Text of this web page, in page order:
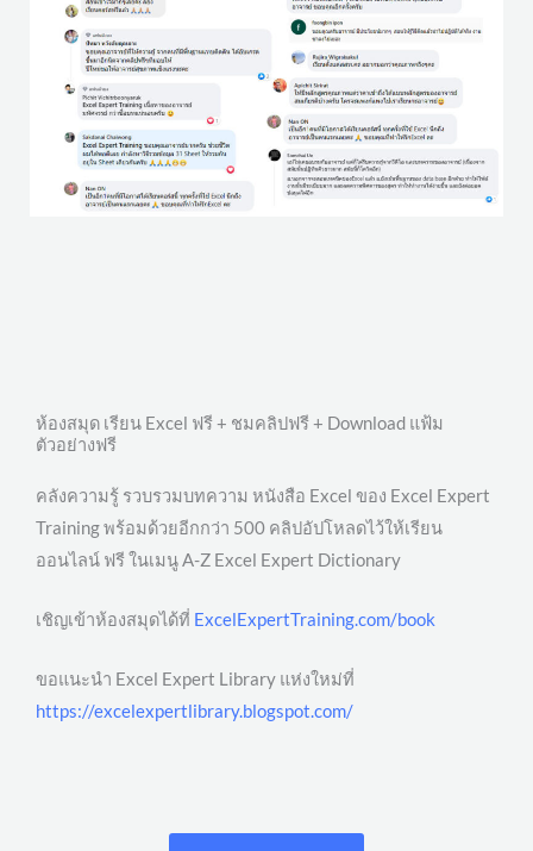
ห้องสมุด เรียน Excel ฟรี + ชมคลิปฟรี + Download แฟ้ม
ตัวอย่างฟรี
คลังความรู้ รวบรวมบทความ หนังสือ Excel ของ Excel Expert
Training พร้อมด้วยอีกกว่า 500 คลิปอัปโหลดไว้ให้เรียน
ออนไลน์ ฟรี ในเมนู A-Z Excel Expert Dictionary
เชิญเข้าห้องสมุดได้ที่ ExcelExpertTraining.com/book
ขอแนะนำ Excel Expert Library แห่งใหม่ที่
https://excelexpertlibrary.blogspot.com/